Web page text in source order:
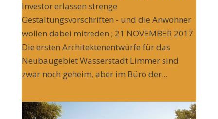
Investor erlassen strenge
Gestaltungsvorschriften - und die Anwohner
wollen dabei mitreden ; 21 NOVEMBER 2017
Die ersten Architektenentwürfe für das
Neubaugebiet Wasserstadt Limmer sind
zwar noch geheim, aber im Büro der...